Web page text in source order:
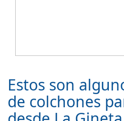
Estos son
de colchones